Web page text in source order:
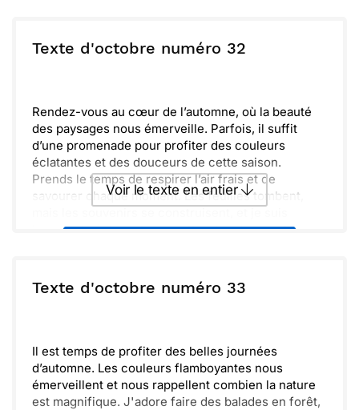
ou : Copier Recevoir par mail
Texte d'octobre numéro 32
Rendez-vous au cœur de l’automne, où la beauté
des paysages nous émerveille. Parfois, il suffit
d’une promenade pour profiter des couleurs
éclatantes et des douceurs de cette saison.
Prends le temps de respirer l’air frais et de
savourer chaque moment. Les feuilles tombent,
heureux(se) de partager cette période avec toi.
Voir le texte en entier
ou : Copier Recevoir par mail
Texte d'octobre numéro 33
Il est temps de profiter des belles journées
d’automne. Les couleurs flamboyantes nous
émerveillent et nous rappellent combien la nature
est magnifique. J'adore faire des balades en forêt,